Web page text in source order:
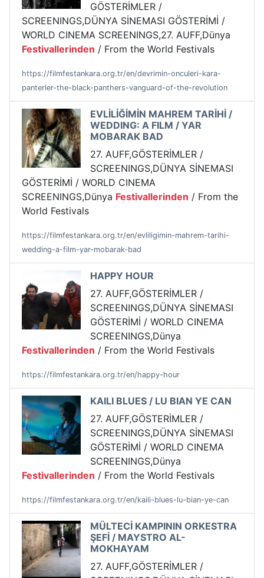
GÖSTERİMLER /
SCREENINGS,DÜNYA SİNEMASI GÖSTERİMİ /
WORLD CINEMA SCREENINGS,27. AUFF,Dünya
Festivallerinden / From the World Festivals
https://filmfestankara.org.tr/en/devrimin-onculeri-kara-
panterler-the-black-panthers-vanguard-of-the-revolution
EVLİLİĞİMİN MAHREM TARİHİ /
WEDDING: A FILM / YAR
MOBARAK BAD
27. AUFF,GÖSTERİMLER /
SCREENINGS,DÜNYA SİNEMASI
GÖSTERİMİ / WORLD CINEMA
SCREENINGS,Dünya Festivallerinden / From the
World Festivals
https://filmfestankara.org.tr/en/evliligimin-mahrem-tarihi-
wedding-a-film-yar-mobarak-bad
HAPPY HOUR
27. AUFF,GÖSTERİMLER /
SCREENINGS,DÜNYA SİNEMASI
GÖSTERİMİ / WORLD CINEMA
SCREENINGS,Dünya
Festivallerinden / From the World Festivals
https://filmfestankara.org.tr/en/happy-hour
KAILI BLUES / LU BIAN YE CAN
27. AUFF,GÖSTERİMLER /
SCREENINGS,DÜNYA SİNEMASI
GÖSTERİMİ / WORLD CINEMA
SCREENINGS,Dünya
Festivallerinden / From the World Festivals
https://filmfestankara.org.tr/en/kaili-blues-lu-bian-ye-can
MÜLTECİ KAMPININ ORKESTRA
ŞEFİ / MAYSTRO AL-
MOKHAYAM
27. AUFF,GÖSTERİMLER /